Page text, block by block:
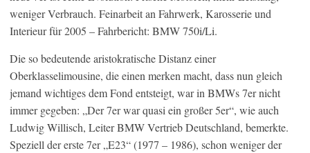
weniger Verbrauch. Feinarbeit an Fahrwerk, Karosserie und
Interieur für 2005 – Fahrbericht: BMW 750i/Li.
Die so bedeutende aristokratische Distanz einer
Oberklasselimousine, die einen merken macht, dass nun gleich
jemand wichtiges dem Fond entsteigt, war in BMWs 7er nicht
immer gegeben: „Der 7er war quasi ein großer 5er“, wie auch
Ludwig Willisch, Leiter BMW Vertrieb Deutschland, bemerkte.
Speziell der erste 7er „E23“ (1977 – 1986), schon weniger der